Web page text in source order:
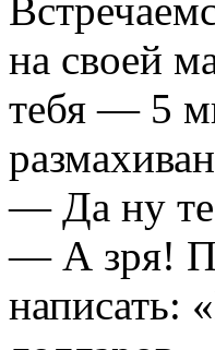
на своей
тебя — 5
— Да ну
— А зря!
написать: